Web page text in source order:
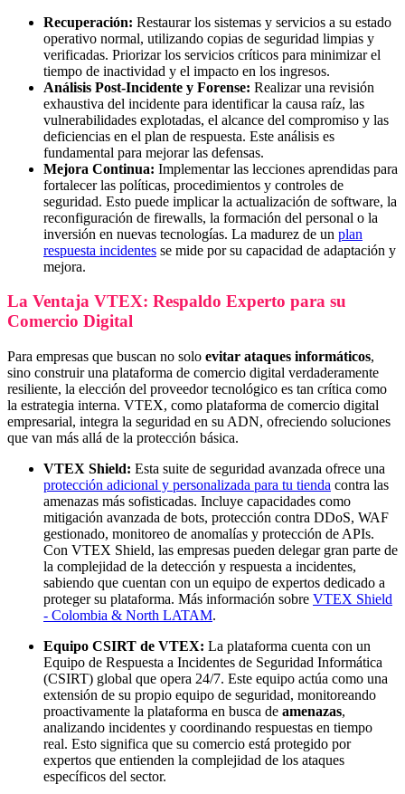
Recuperación: Restaurar los sistemas y servicios a su estado
operativo normal, utilizando copias de seguridad limpias y
verificadas. Priorizar los servicios críticos para minimizar el
tiempo de inactividad y el impacto en los ingresos.
Análisis Post-Incidente y Forense: Realizar una revisión
exhaustiva del incidente para identificar la causa raíz, las
vulnerabilidades explotadas, el alcance del compromiso y las
deficiencias en el plan de respuesta. Este análisis es
fundamental para mejorar las defensas.
Mejora Continua: Implementar las lecciones aprendidas para
fortalecer las políticas, procedimientos y controles de
seguridad. Esto puede implicar la actualización de software, la
reconfiguración de firewalls, la formación del personal o la
inversión en nuevas tecnologías. La madurez de un plan
respuesta incidentes se mide por su capacidad de adaptación y
mejora.
La Ventaja VTEX: Respaldo Experto para su
Comercio Digital
Para empresas que buscan no solo evitar ataques informáticos,
sino construir una plataforma de comercio digital verdaderamente
resiliente, la elección del proveedor tecnológico es tan crítica como
la estrategia interna. VTEX, como plataforma de comercio digital
empresarial, integra la seguridad en su ADN, ofreciendo soluciones
que van más allá de la protección básica.
VTEX Shield: Esta suite de seguridad avanzada ofrece una
protección adicional y personalizada para tu tienda contra las
amenazas más sofisticadas. Incluye capacidades como
mitigación avanzada de bots, protección contra DDoS, WAF
gestionado, monitoreo de anomalías y protección de APIs.
Con VTEX Shield, las empresas pueden delegar gran parte de
la complejidad de la detección y respuesta a incidentes,
sabiendo que cuentan con un equipo de expertos dedicado a
proteger su plataforma. Más información sobre VTEX Shield
- Colombia & North LATAM.
Equipo CSIRT de VTEX: La plataforma cuenta con un
Equipo de Respuesta a Incidentes de Seguridad Informática
(CSIRT) global que opera 24/7. Este equipo actúa como una
extensión de su propio equipo de seguridad, monitoreando
proactivamente la plataforma en busca de amenazas,
analizando incidentes y coordinando respuestas en tiempo
real. Esto significa que su comercio está protegido por
expertos que entienden la complejidad de los ataques
específicos del sector.